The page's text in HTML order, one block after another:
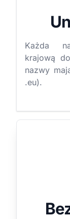
Każda
krajową
nazwy
.eu).